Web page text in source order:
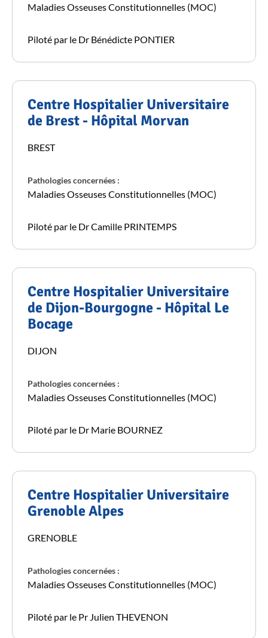
Maladies Osseuses Constitutionnelles (MOC)
Piloté par le Dr Bénédicte PONTIER
Centre Hospitalier Universitaire
de Brest - Hôpital Morvan
BREST
Pathologies concernées :
Maladies Osseuses Constitutionnelles (MOC)
Piloté par le Dr Camille PRINTEMPS
Centre Hospitalier Universitaire
de Dijon-Bourgogne - Hôpital Le
Bocage
DIJON
Pathologies concernées :
Maladies Osseuses Constitutionnelles (MOC)
Piloté par le Dr Marie BOURNEZ
Centre Hospitalier Universitaire
Grenoble Alpes
GRENOBLE
Pathologies concernées :
Maladies Osseuses Constitutionnelles (MOC)
Piloté par le Pr Julien THEVENON